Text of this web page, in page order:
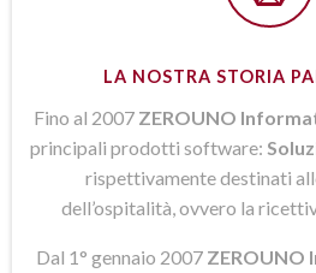
LA NOSTRA STORIA
Fino al 2007 ZEROUNO
principali prodotti software:
rispettivamente destinati
dell’ospitalità, ovvero la
Dal 1° gennaio 2007 ZEROUNO